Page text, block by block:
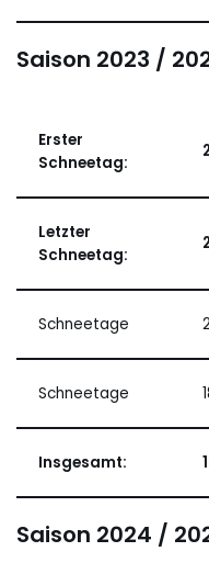
Saison 2023 /
Erster
Schneetag:
Letzter
Schneetag:
Schneetage
Schneetage
Insgesamt:
Saison 2024 /